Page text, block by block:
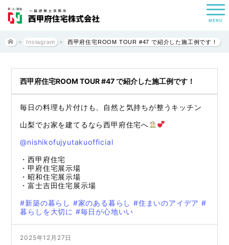
MENU
> Instagram > 西甲府住宅ROOM TOUR #47 で紹介した施工例です！
西甲府住宅ROOM TOUR #47 で紹介した施工例です！
毎日の料理も片付けも、自然と気持ちが整うキッチン
山梨でお家を建てるなら西甲府住宅へ
@nishikofujyutakuofficial
・西甲府住宅
・甲府住宅展示場
・昭和住宅展示場
・富士吉田住宅展示場
#新築の暮らし #家のある暮らし #住まいのアイデア #
暮らしを大切に #毎日が心地いい
2025年12月27日